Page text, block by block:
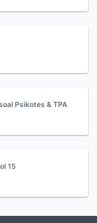
Psikotes & TPA
15